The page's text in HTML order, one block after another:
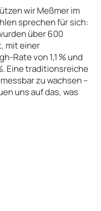
wir Meßmer im
sprechen für sich:
über 600
mit einer
Rate von 1,1 % und
Eine traditionsreiche
zu wachsen –
uns auf das, was